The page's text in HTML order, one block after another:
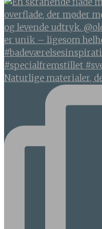
Naturlige materialer,